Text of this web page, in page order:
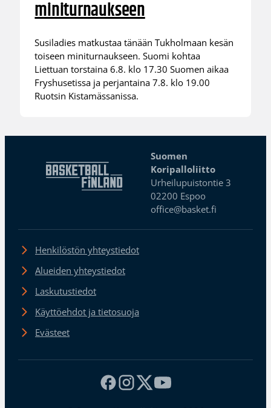
miniturnaukseen
Susiladies matkustaa tänään Tukholmaan kesän
toiseen miniturnaukseen. Suomi kohtaa
Liettuan torstaina 6.8. klo 17.30 Suomen aikaa
Fryshusetissa ja perjantaina 7.8. klo 19.00
Ruotsin Kistamässanissa.
Suomen
Koripalloliitto
Urheilupuistontie 3
02200 Espoo
office@basket.fi
Henkilöstön yhteystiedot
Alueiden yhteystiedot
Laskutustiedot
Käyttöehdot ja tietosuoja
Evästeet